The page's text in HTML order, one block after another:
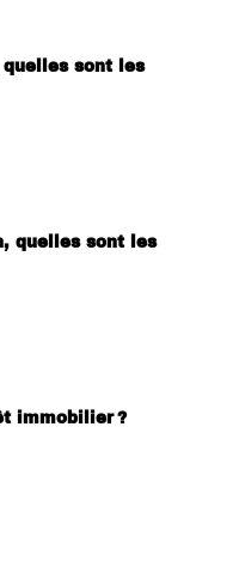
sont les
quelles sont les
immobilier ?